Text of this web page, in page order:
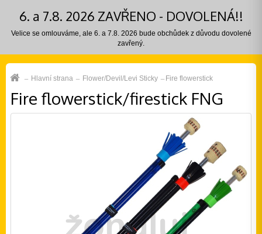
6. a 7.8. 2026 ZAVŘENO - DOVOLENÁ!!
Velice se omlouváme, ale 6. a 7.8. 2026 bude obchůdek z důvodu dovolené
zavřený.
Hlavní strana Flower/Devil/Levi Sticky Fire flowerstick
Fire flowerstick/firestick FNG